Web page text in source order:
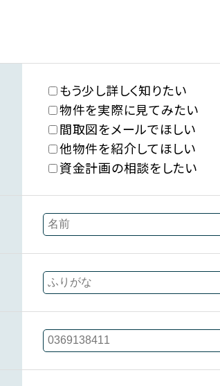
もう少し詳しく知りたい
物件を実際に見てみたい
間取図をメールでほしい
他物件を紹介してほしい
資金計画の相談をしたい